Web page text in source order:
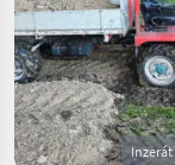
Inzerát